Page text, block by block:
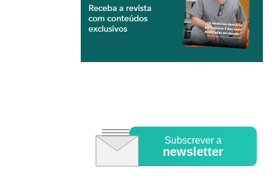
Subscrever a
newsletter